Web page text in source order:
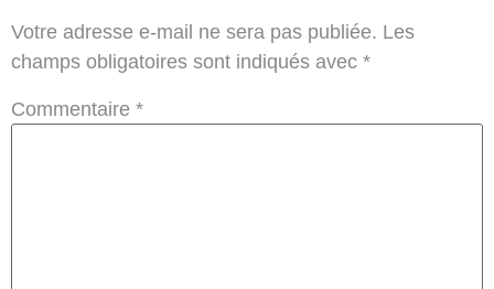
Votre adresse e-mail ne sera pas publiée. Les
champs obligatoires sont indiqués avec *
Commentaire *